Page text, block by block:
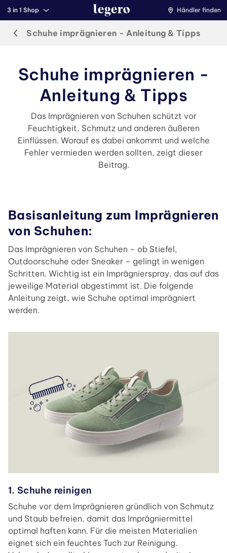
3 in 1 Shop Händler finden
Schuhe imprägnieren - Anleitung & Tipps
Schuhe imprägnieren -
Anleitung & Tipps
Das Imprägnieren von Schuhen schützt vor
Feuchtigkeit, Schmutz und anderen äußeren
Einflüssen. Worauf es dabei ankommt und welche
Fehler vermieden werden sollten, zeigt dieser
Beitrag.
Basisanleitung zum Imprägnieren
von Schuhen:
Das Imprägnieren von Schuhen – ob Stiefel,
Outdoorschuhe oder Sneaker – gelingt in wenigen
Schritten. Wichtig ist ein Imprägnierspray, das auf das
jeweilige Material abgestimmt ist. Die folgende
Anleitung zeigt, wie Schuhe optimal imprägniert
werden.
1. Schuhe reinigen
Schuhe vor dem Imprägnieren gründlich von Schmutz
und Staub befreien, damit das Imprägniermittel
optimal haften kann. Für die meisten Materialien
eignet sich ein feuchtes Tuch zur Reinigung.